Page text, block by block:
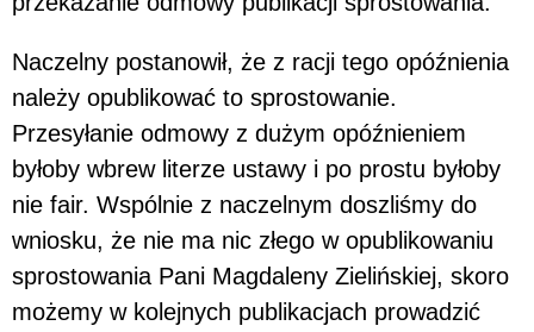
Naczelny postanowił, że z racji tego opóźnienia
należy opublikować to sprostowanie.
Przesyłanie odmowy z dużym opóźnieniem
byłoby wbrew literze ustawy i po prostu byłoby
nie fair. Wspólnie z naczelnym doszliśmy do
wniosku, że nie ma nic złego w opublikowaniu
sprostowania Pani Magdaleny Zielińskiej, skoro
możemy w kolejnych publikacjach prowadzić